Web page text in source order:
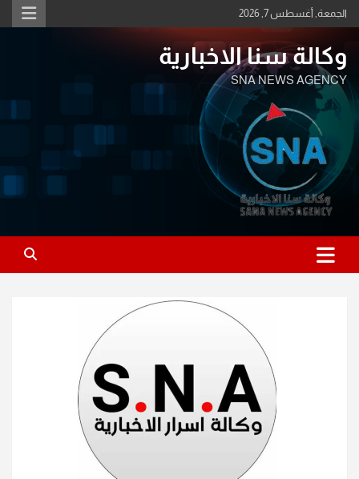
Skip
to
الجمعة, أغسطس 7, 2026
وكالة سنا الاخبارية
SNA NEWS AGENCY